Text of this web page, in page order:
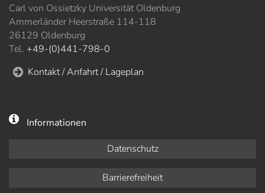
Carl von Ossietzky Universität Oldenburg
Ammerländer Heerstraße 114-118
26129 Oldenburg
Tel. +49-(0)441-798-0
Kontakt / Anfahrt / Lageplan
Informationen
Datenschutz
Barrierefreiheit